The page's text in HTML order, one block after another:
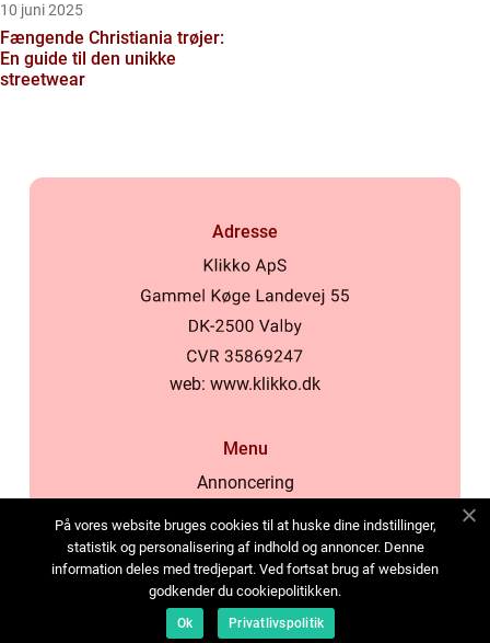
10 juni 2025
Fængende Christiania trøjer:
En guide til den unikke
streetwear
Adresse
web: www.klikko.dk
Menu
Annoncering
Cookies
Kontakt os
Sitemap
På vores website bruges cookies til at huske dine indstillinger,
statistik og personalisering af indhold og annoncer. Denne
information deles med tredjepart. Ved fortsat brug af websiden
godkender du cookiepolitikken.
Ok Privatlivspolitik